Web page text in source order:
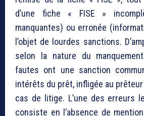
d’une fiche « FISE »
manquantes) ou erronée
l’objet de lourdes sanctions.
selon la nature du
fautes ont une sanction
intérêts du prêt, infligée au prêteur
cas de litige. L’une des erreurs
consiste en l’absence de